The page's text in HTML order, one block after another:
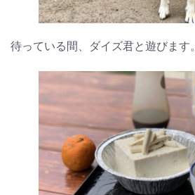
待っている間、ダイズ君と遊びます。